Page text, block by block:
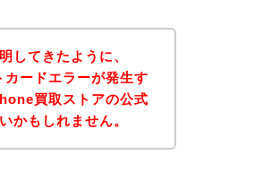
してきたように、
ードエラーが発生す
買取ストアの公式
かもしれません。